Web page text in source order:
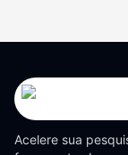
Acelere sua